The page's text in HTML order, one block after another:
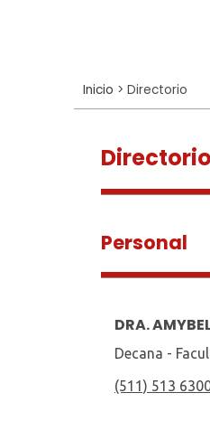
Inicio > Directorio
Directorio
Personal
DRA.
Decana -
(511) 513